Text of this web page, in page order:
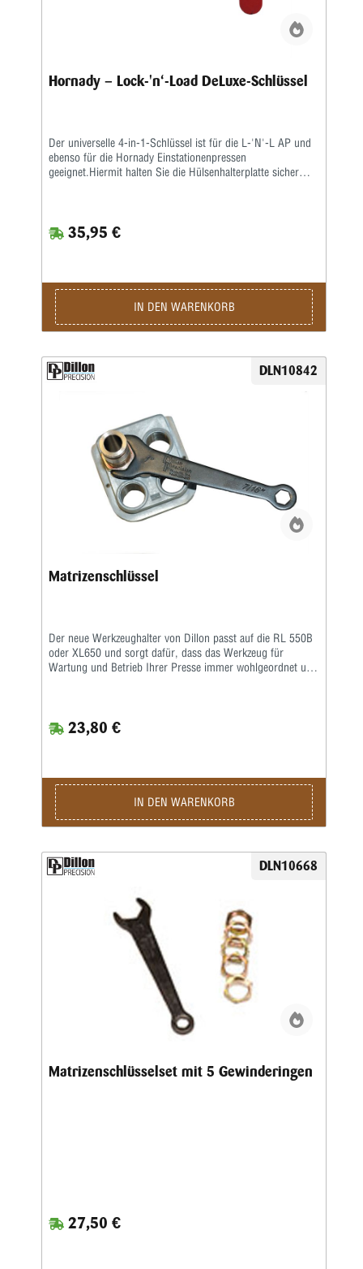
Hornady – Lock-'n‘-Load DeLuxe-Schlüssel
Der universelle 4-in-1-Schlüssel ist für die L-'N'-L AP und
ebenso für die Hornady Einstationenpressen
geeignet.Hiermit halten Sie die Hülsenhalterplatte sicher
35,95 €
IN DEN WARENKORB
DLN10842
Matrizenschlüssel
Der neue Werkzeughalter von Dillon passt auf die RL 550B
oder XL650 und sorgt dafür, dass das Werkzeug für
Wartung und Betrieb Ihrer Presse immer wohlgeordnet und
falls Sie schon einen Satz besitzen.
23,80 €
IN DEN WARENKORB
DLN10668
Matrizenschlüsselset mit 5 Gewinderingen
27,50 €